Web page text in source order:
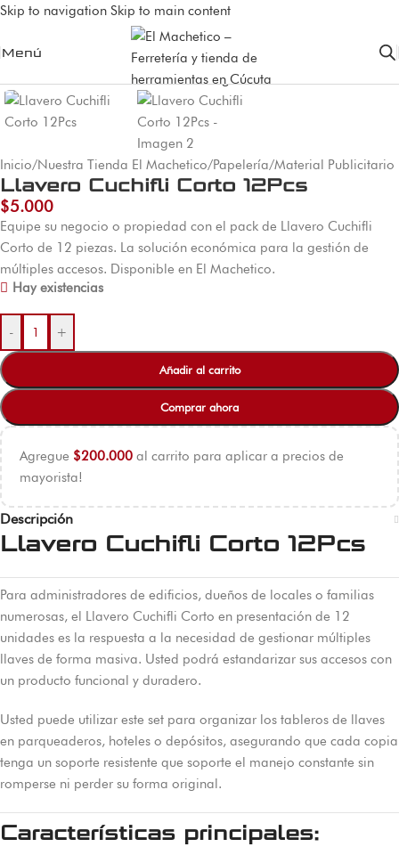
Skip to navigation Skip to main content
Menú
Inicio/Nuestra Tienda El Machetico/Papelería/Material Publicitario
Llavero Cuchifli Corto 12Pcs
$5.000
Equipe su negocio o propiedad con el pack de Llavero Cuchifli
Corto de 12 piezas. La solución económica para la gestión de
múltiples accesos. Disponible en El Machetico.
Hay existencias
- +
Añadir al carrito
Comprar ahora
Agregue $200.000 al carrito para aplicar a precios de
mayorista!
Descripción
Llavero Cuchifli Corto 12Pcs
Para administradores de edificios, dueños de locales o familias
numerosas, el Llavero Cuchifli Corto en presentación de 12
unidades es la respuesta a la necesidad de gestionar múltiples
llaves de forma masiva. Usted podrá estandarizar sus accesos con
un producto funcional y duradero.
Usted puede utilizar este set para organizar los tableros de llaves
en parqueaderos, hoteles o depósitos, asegurando que cada copia
tenga un soporte resistente que soporte el manejo constante sin
romperse ni perder su forma original.
Características principales: